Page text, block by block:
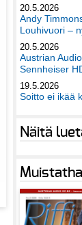
20.5.2026
Andy
Louhivuori –
20.5.2026
Austrian
Sennheiser
19.5.2026
Soitto ei ikää
Näitä